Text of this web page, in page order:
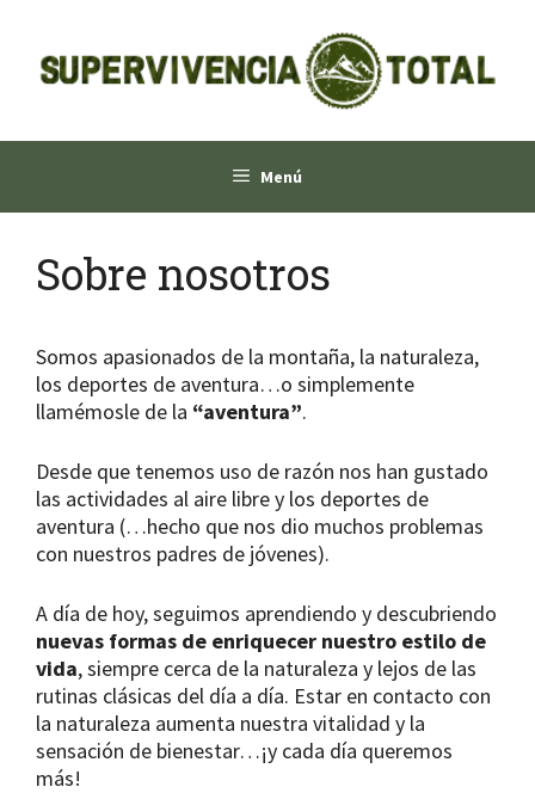
contenido
Menú
Sobre nosotros
Somos apasionados de la montaña, la naturaleza,
los deportes de aventura…o simplemente
llamémosle de la “aventura”.
Desde que tenemos uso de razón nos han gustado
las actividades al aire libre y los deportes de
aventura (…hecho que nos dio muchos problemas
con nuestros padres de jóvenes).
A día de hoy, seguimos aprendiendo y descubriendo
nuevas formas de enriquecer nuestro estilo de
vida, siempre cerca de la naturaleza y lejos de las
rutinas clásicas del día a día. Estar en contacto con
la naturaleza aumenta nuestra vitalidad y la
sensación de bienestar…¡y cada día queremos
más!